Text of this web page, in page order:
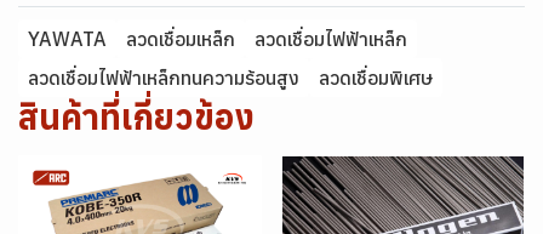
YAWATA ลวดเชื่อมเหล็ก
ลวดเชื่อมไฟฟ้าเหล็ก
ลวดเชื่อมไฟฟ้าเหล็กทนความร้อนสูง
ลวดเชื่อมพิเศษ
สินค้าที่เกี่ยวข้อง